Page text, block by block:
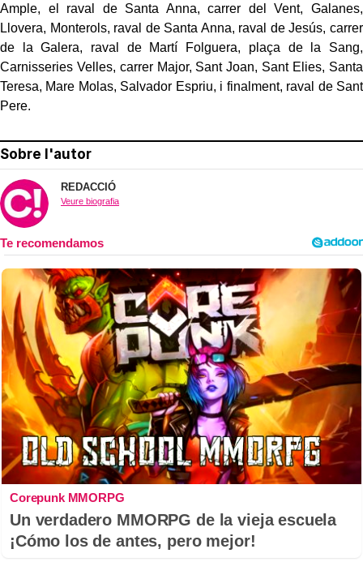
Ample, el raval de Santa Anna, carrer del Vent, Galanes,
Llovera, Monterols, raval de Santa Anna, raval de Jesús, carrer
de la Galera, raval de Martí Folguera, plaça de la Sang,
Carnisseries Velles, carrer Major, Sant Joan, Sant Elies, Santa
Teresa, Mare Molas, Salvador Espriu, i finalment, raval de Sant
Pere.
Sobre l'autor
REDACCIÓ
Veure biografia
Corepunk MMORPG
Un verdadero MMORPG de la vieja escuela
¡Cómo los de antes, pero mejor!